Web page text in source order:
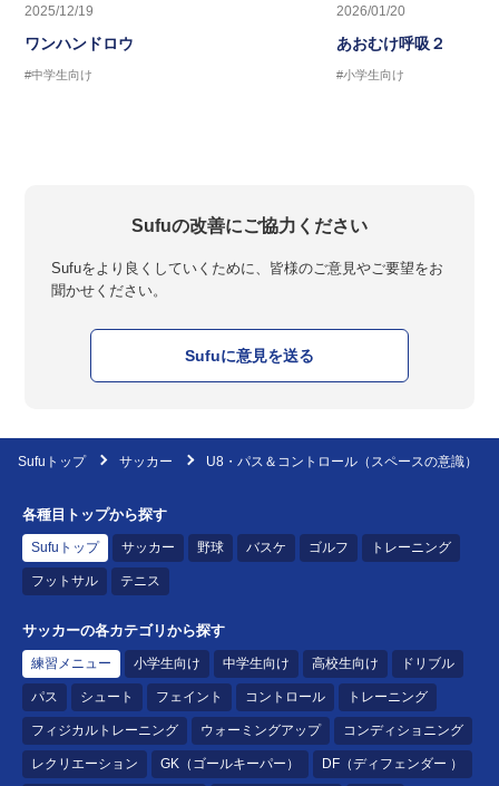
2025/12/19
ワンハンドロウ
#中学生向け
2026/01/20
あおむけ呼吸２
#小学生向け
Sufuの改善にご協力ください
Sufuをより良くしていくために、皆様のご意見やご要望をお
聞かせください。
Sufuに意見を送る
Sufuトップ サッカー U8・パス＆コントロール（スペースの意識）
各種目トップから探す
Sufuトップ サッカー 野球 バスケ ゴルフ トレーニング
フットサル テニス
サッカーの各カテゴリから探す
練習メニュー 小学生向け 中学生向け 高校生向け ドリブル
パス シュート フェイント コントロール トレーニング
フィジカルトレーニング ウォーミングアップ コンディショニング
レクリエーション GK（ゴールキーパー） DF（ディフェンダー ）